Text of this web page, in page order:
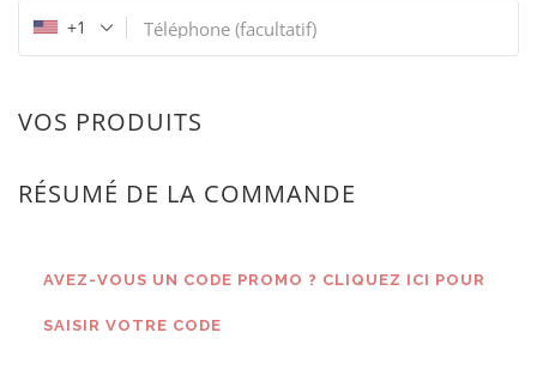
Téléphone (facultatif)
+1
VOS PRODUITS
RÉSUMÉ DE LA COMMANDE
AVEZ-VOUS UN CODE PROMO ? CLIQUEZ ICI POUR
SAISIR VOTRE CODE